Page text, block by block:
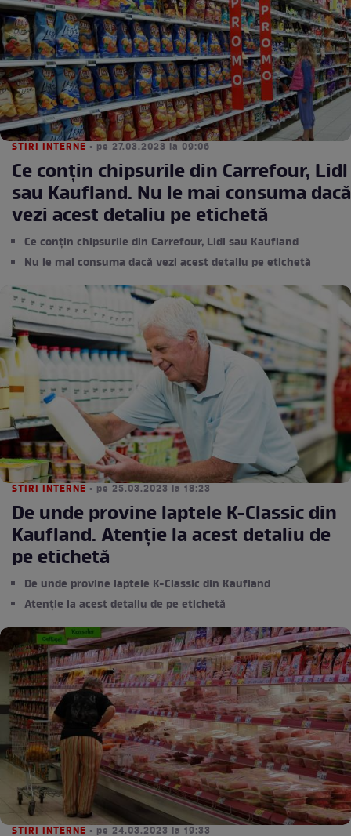
STIRI INTERNE • pe 27.03.2023 la 09:06
Ce conţin chipsurile din Carrefour, Lidl
sau Kaufland. Nu le mai consuma dacă
vezi acest detaliu pe etichetă
Ce conţin chipsurile din Carrefour, Lidl sau Kaufland
Nu le mai consuma dacă vezi acest detaliu pe etichetă
STIRI INTERNE • pe 25.03.2023 la 18:23
De unde provine laptele K-Classic din
Kaufland. Atenție la acest detaliu de
pe etichetă
De unde provine laptele K-Classic din Kaufland
Atenție la acest detaliu de pe etichetă
STIRI INTERNE • pe 24.03.2023 la 19:33